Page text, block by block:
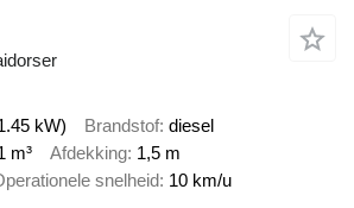
kW) Brandstof diesel
m³ Afdekking 1,5 m
snelheid 10 km/u